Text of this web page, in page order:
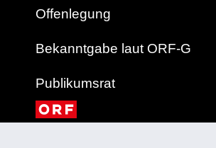
Offenlegung
Bekanntgabe laut ORF-G
Publikumsrat